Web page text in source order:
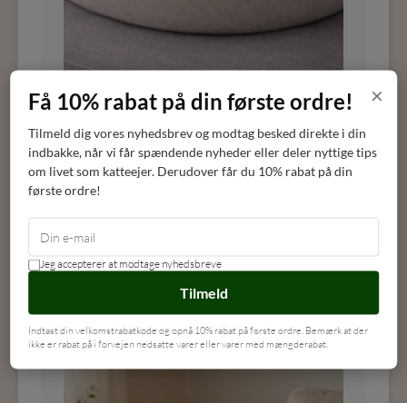
Cocoon Paris kurv m/håndtag, naturhvid
COCOON - Paris
LÆG I KURV
×
Få 10% rabat på din første ordre!
Tilmeld dig vores nyhedsbrev og modtag besked direkte i din
indbakke, når vi får spændende nyheder eller deler nyttige tips
om livet som katteejer. Derudover får du 10% rabat på din
første ordre!
Jeg accepterer at modtage nyhedsbreve
Tilmeld
Indtast din velkomstrabatkode og opnå 10% rabat på første ordre. Bemærk at der
ikke er rabat på i forvejen nedsatte varer eller varer med mængderabat.